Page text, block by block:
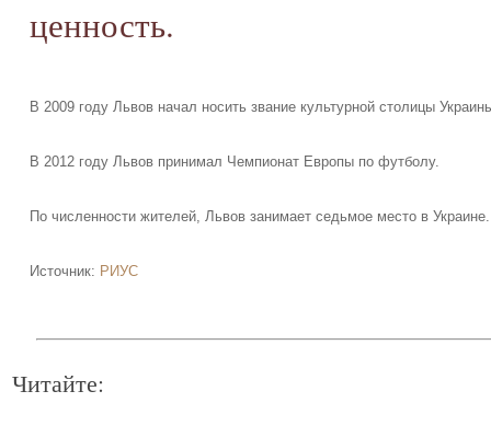
ценность.
В 2009 году Львов начал носить звание культурной столицы
В 2012 году Львов принимал Чемпионат Европы по футболу.
По численности жителей, Львов занимает седьмое место в Украине.
Источник: РИУС
Читайте: